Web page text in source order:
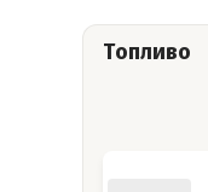
Топливо